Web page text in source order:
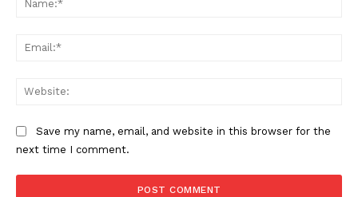
Save my name, email, and website in this browser for the
next time I comment.